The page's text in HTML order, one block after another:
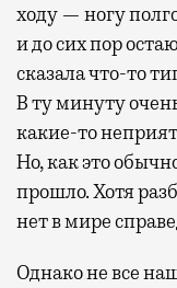
ходу — ногу
и до сих пор
сказала что-то
В ту минуту
какие-то
Но, как это
прошло. Хотя
нет в мире
Однако не все